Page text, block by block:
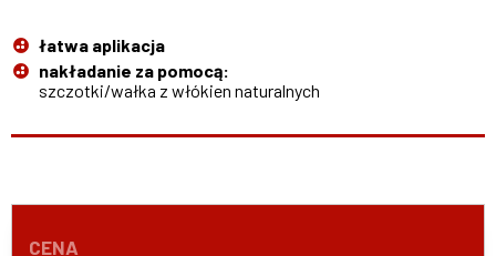
łatwa aplikacja
nakładanie za pomocą:
szczotki/wałka z włókien naturalnych
CENA